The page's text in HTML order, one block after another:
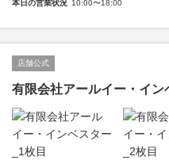
本日の営業状況 10:00〜18:00
店舗公式
有限会社アールイー・イン